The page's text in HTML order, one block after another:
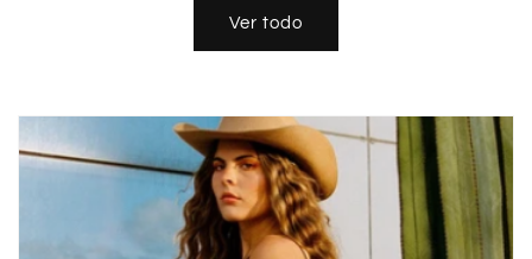
Ver todo